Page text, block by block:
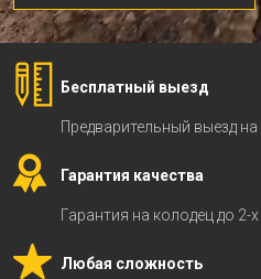
Бесплатный выезд
Предварительный выезд
Гарантия качества
Гарантия на колодец до 2-х
Любая сложность